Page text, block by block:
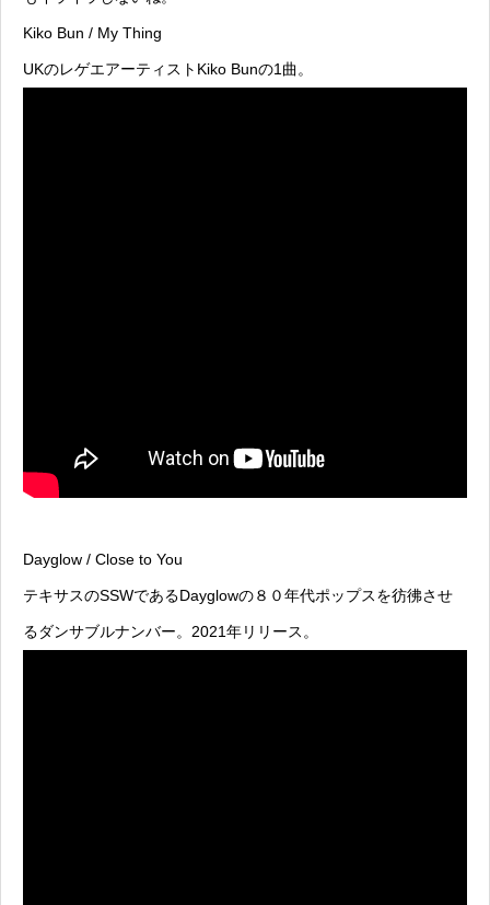
Kiko Bun / My Thing
UKのレゲエアーティストKiko Bunの1曲。
Dayglow / Close to You
テキサスのSSWであるDayglowの８０年代ポップスを彷彿させ
るダンサブルナンバー。2021年リリース。